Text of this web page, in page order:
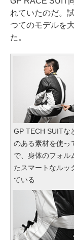
れていたのだ。
つてのモデルを
た。
GP TECH SUITな
のある素材を使っ
で、身体のフォル
たスマートなルッ
ている